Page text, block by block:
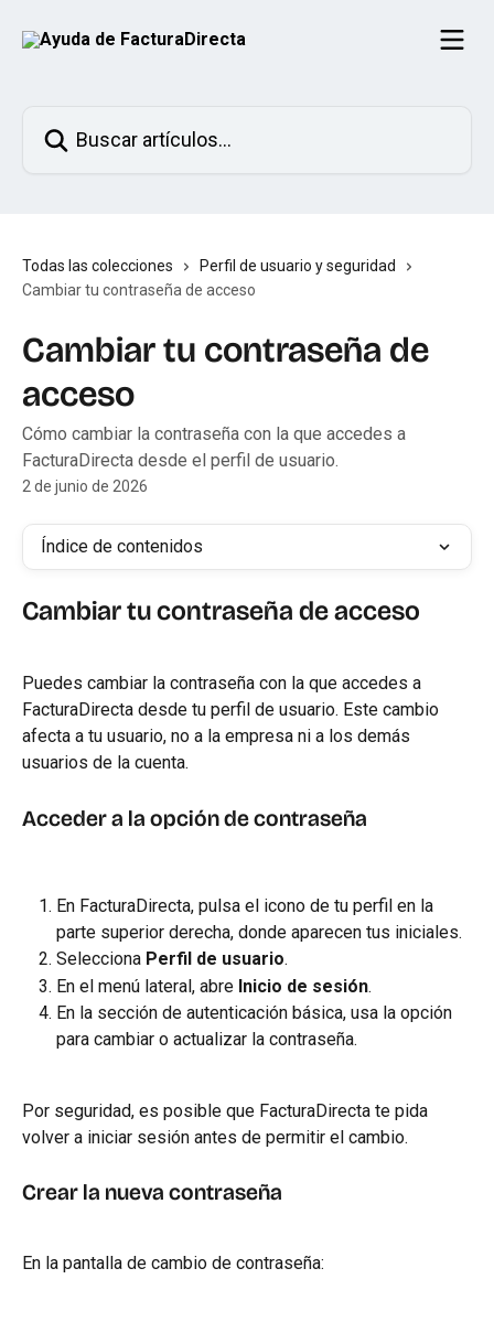
Todas las colecciones
Perfil de usuario y seguridad
Cambiar tu contraseña de acceso
Cambiar tu contraseña de
acceso
Cómo cambiar la contraseña con la que accedes a
FacturaDirecta desde el perfil de usuario.
2 de junio de 2026
Índice de contenidos
Cambiar tu contraseña de acceso
Puedes cambiar la contraseña con la que accedes a
FacturaDirecta desde tu perfil de usuario. Este cambio
afecta a tu usuario, no a la empresa ni a los demás
usuarios de la cuenta.
Acceder a la opción de contraseña
En FacturaDirecta, pulsa el icono de tu perfil en la
parte superior derecha, donde aparecen tus iniciales.
Selecciona Perfil de usuario.
En el menú lateral, abre Inicio de sesión.
En la sección de autenticación básica, usa la opción
para cambiar o actualizar la contraseña.
Por seguridad, es posible que FacturaDirecta te pida
volver a iniciar sesión antes de permitir el cambio.
Crear la nueva contraseña
En la pantalla de cambio de contraseña: